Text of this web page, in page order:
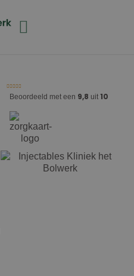
Beoordeeld met een 9,8 uit 10